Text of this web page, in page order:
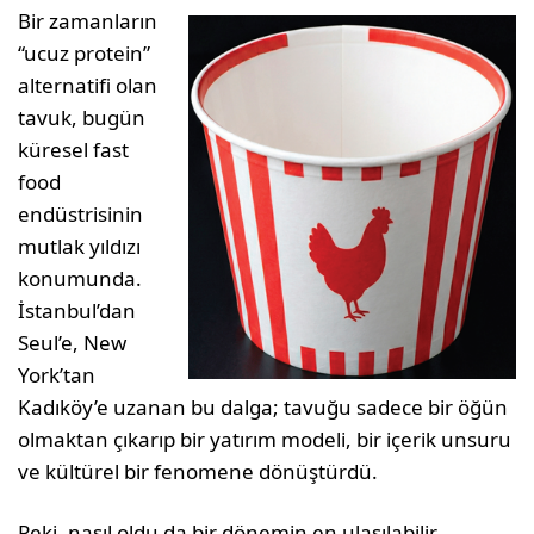
Bir zamanların
“ucuz protein”
alternatifi olan
tavuk, bugün
küresel fast
food
endüstrisinin
mutlak yıldızı
konumunda.
İstanbul’dan
Seul’e, New
York’tan
Kadıköy’e uzanan bu dalga; tavuğu sadece bir öğün
olmaktan çıkarıp bir yatırım modeli, bir içerik unsuru
ve kültürel bir fenomene dönüştürdü.